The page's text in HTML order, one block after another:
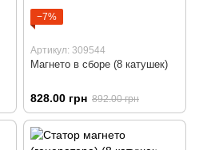
−7%
Артикул: 309544
Магнето в сборе (8 катушек)
828.00 грн 892.00 грн